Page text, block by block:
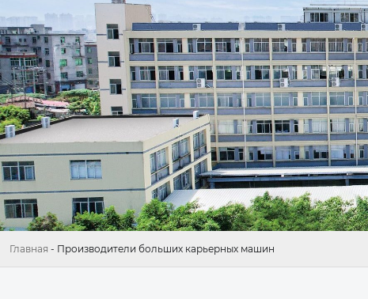
Главная - Производители больших карьерных машин